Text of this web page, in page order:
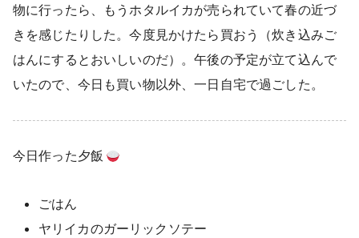
物に行ったら、もうホタルイカが売られていて春の近づ
きを感じたりした。今度見かけたら買おう（炊き込みご
はんにするとおいしいのだ）。午後の予定が立て込んで
いたので、今日も買い物以外、一日自宅で過ごした。
今日作った夕飯
ごはん
ヤリイカのガーリックソテー